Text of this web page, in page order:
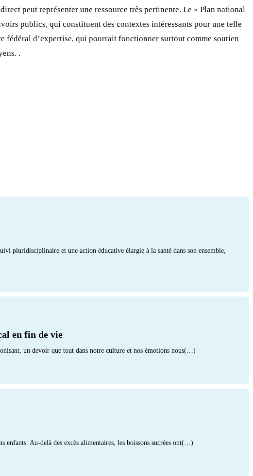
peut représenter une ressource très pertinente. Le « Plan national
publics, qui constituent des contextes intéressants pour une telle
fédéral d’expertise, qui pourrait fonctionner surtout comme soutien
.
pluridisciplinaire et une action éducative élargie à la santé dans son ensemble,
en fin de vie
un devoir que tout dans notre culture et nos émotions nous(…)
enfants. Au-delà des excès alimentaires, les boissons sucrées ont(…)